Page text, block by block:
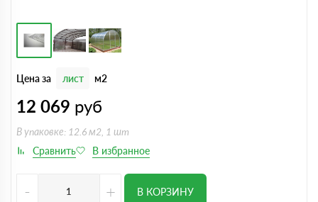
Цена за лист м2
12 069 руб
В упаковке: 12.6 м2, 1 шт
- + В КОРЗИНУ